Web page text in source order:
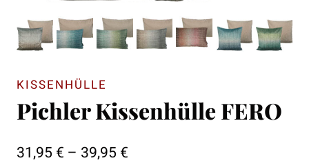
KISSENHÜLLE
Pichler Kissenhülle FERO
31,95 € – 39,95 €